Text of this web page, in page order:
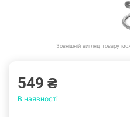
Зовнішній вигляд товару
549 ₴
В наявності